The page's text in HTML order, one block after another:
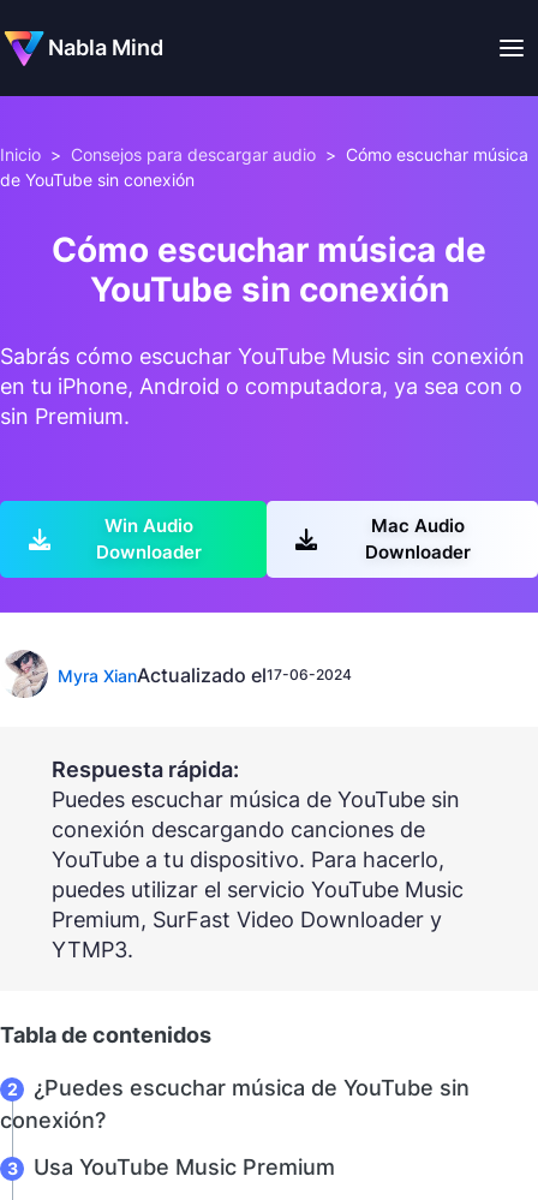
Nabla Mind
Inicio > Consejos para descargar audio > Cómo escuchar música
de YouTube sin conexión
Cómo escuchar música de
YouTube sin conexión
Sabrás cómo escuchar YouTube Music sin conexión
en tu iPhone, Android o computadora, ya sea con o
sin Premium.
Win Audio
Downloader
Mac Audio
Downloader
Myra XianActualizado el17-06-2024
Respuesta rápida:
Puedes escuchar música de YouTube sin
conexión descargando canciones de
YouTube a tu dispositivo. Para hacerlo,
puedes utilizar el servicio YouTube Music
Premium, SurFast Video Downloader y
YTMP3.
Tabla de contenidos
¿Puedes escuchar música de YouTube sin
conexión?
Usa YouTube Music Premium